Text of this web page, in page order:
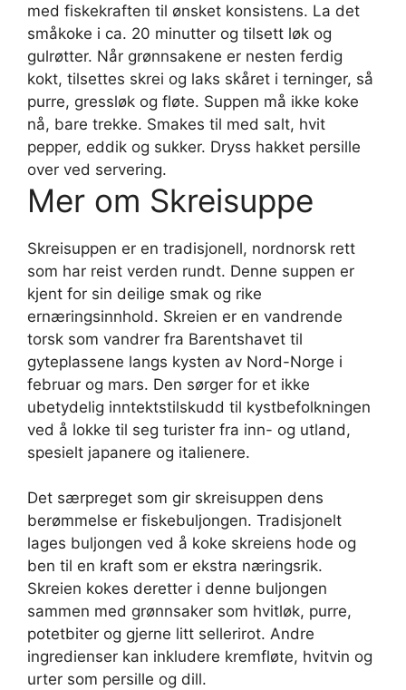
med fiskekraften til ønsket konsistens. La det
småkoke i ca. 20 minutter og tilsett løk og
gulrøtter. Når grønnsakene er nesten ferdig
kokt, tilsettes skrei og laks skåret i terninger, så
purre, gressløk og fløte. Suppen må ikke koke
nå, bare trekke. Smakes til med salt, hvit
pepper, eddik og sukker. Dryss hakket persille
over ved servering.
Mer om Skreisuppe
Skreisuppen er en tradisjonell, nordnorsk rett
som har reist verden rundt. Denne suppen er
kjent for sin deilige smak og rike
ernæringsinnhold. Skreien er en vandrende
torsk som vandrer fra Barentshavet til
gyteplassene langs kysten av Nord-Norge i
februar og mars. Den sørger for et ikke
ubetydelig inntektstilskudd til kystbefolkningen
ved å lokke til seg turister fra inn- og utland,
spesielt japanere og italienere.
Det særpreget som gir skreisuppen dens
berømmelse er fiskebuljongen. Tradisjonelt
lages buljongen ved å koke skreiens hode og
ben til en kraft som er ekstra næringsrik.
Skreien kokes deretter i denne buljongen
sammen med grønnsaker som hvitløk, purre,
potetbiter og gjerne litt sellerirot. Andre
ingredienser kan inkludere kremfløte, hvitvin og
urter som persille og dill.